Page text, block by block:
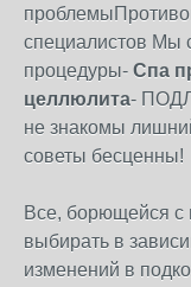
специалистов Мы
процедуры- Спа
целлюлита-
не знакомы
советы бесценны!
Все, борющейся с
выбирать в
изменений в